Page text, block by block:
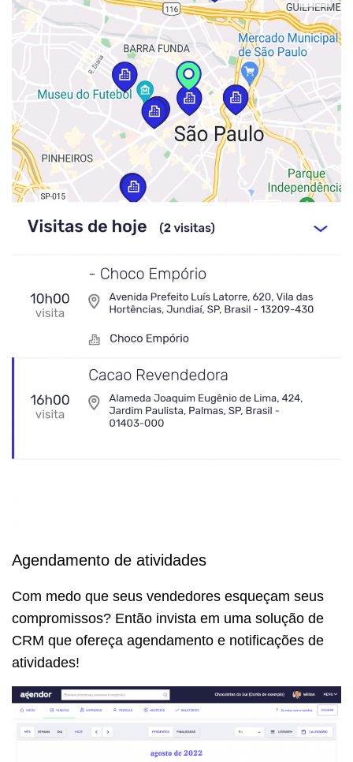
Agendamento de atividades
Com medo que seus vendedores esqueçam seus
compromissos? Então invista em uma solução de
CRM que ofereça agendamento e notificações de
atividades!